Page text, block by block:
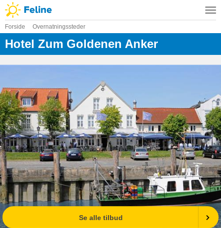
Forside Overnatningssteder
Hotel Zum Goldenen Anker
Se alle tilbud